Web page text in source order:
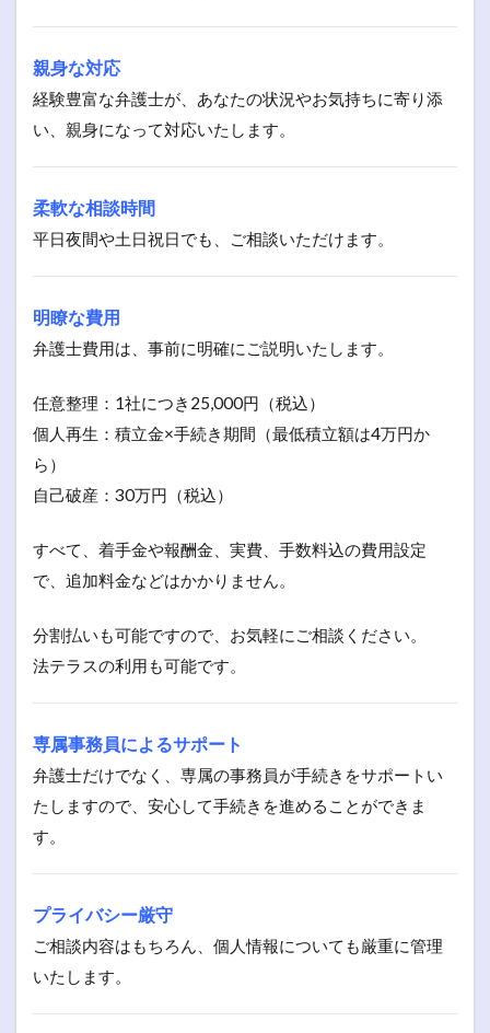
親身な対応
経験豊富な弁護士が、あなたの状況やお気持ちに寄り添
い、親身になって対応いたします。
柔軟な相談時間
平日夜間や土日祝日でも、ご相談いただけます。
明瞭な費用
弁護士費用は、事前に明確にご説明いたします。
任意整理：1社につき25,000円（税込）
個人再生：積立金×手続き期間（最低積立額は4万円か
ら）
自己破産：30万円（税込）
すべて、着手金や報酬金、実費、手数料込の費用設定
で、追加料金などはかかりません。
分割払いも可能ですので、お気軽にご相談ください。
法テラスの利用も可能です。
専属事務員によるサポート
弁護士だけでなく、専属の事務員が手続きをサポートい
たしますので、安心して手続きを進めることができま
す。
プライバシー厳守
ご相談内容はもちろん、個人情報についても厳重に管理
いたします。